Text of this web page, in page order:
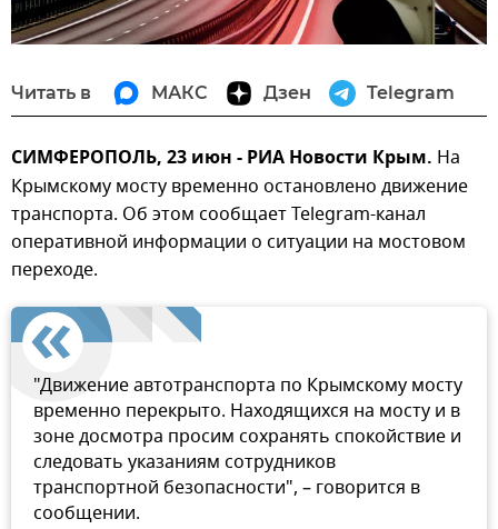
Читать в МАКС Дзен Telegram
СИМФЕРОПОЛЬ, 23 июн - РИА Новости Крым. На
Крымскому мосту временно остановлено движение
транспорта. Об этом сообщает Telegram-канал
оперативной информации о ситуации на мостовом
переходе.
"Движение автотранспорта по Крымскому мосту
временно перекрыто. Находящихся на мосту и в
зоне досмотра просим сохранять спокойствие и
следовать указаниям сотрудников
транспортной безопасности", – говорится в
сообщении.